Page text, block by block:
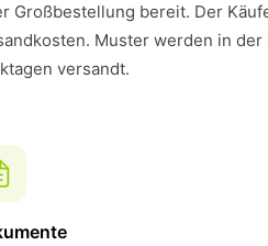
Großbestellung bereit. Der
Muster werden in
versandt.